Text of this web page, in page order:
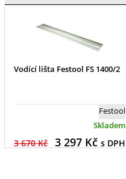
Vodící lišta Festool FS 1400/2
Festool
Skladem
3 670 Kč 3 297Kč s DPH